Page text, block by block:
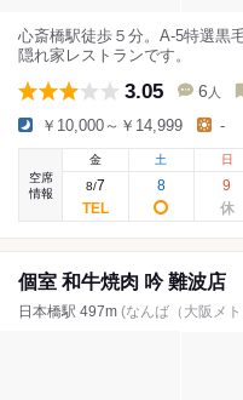
心斎橋駅徒歩５分。A-5特選黒
隠れ家レストランです。
3.05 6 人
￥10,000～￥14,999 -
空席
情報
金
8/7
土
8
日
9
個室 和牛焼肉 吟 難波店
日本橋駅 497m (なんば（大阪メ